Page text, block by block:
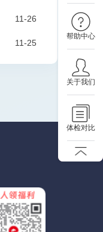
帮助中心
关于我们
体检对比
些套餐可以选择？
11-26
有哪些套餐可以选择？
11-25